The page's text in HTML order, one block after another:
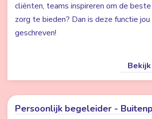
cliënten, teams inspireren om de
zorg te bieden? Dan is deze functie
geschreven!
Persoonlijk begeleider -